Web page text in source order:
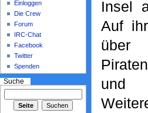
Insel
Auf
über
und
Einloggen
Die Crew
Forum
IRC-Chat
Facebook
Twitter
Spenden
Suche